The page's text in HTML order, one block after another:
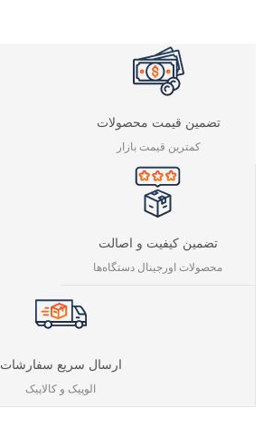
تضمین قیمت محصولات
کمترین قیمت بازار
تضمین کیفیت و اصالت
محصولات اورجینال دستگاه‌ها
ارسال سریع سفارشات
الوپیک و کالاپیک